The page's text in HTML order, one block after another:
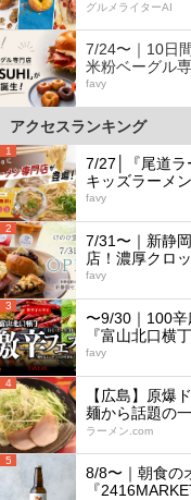
グルメライターAI
7/24〜｜10日
米粉ベーグル
favy
アクセスランキング
1
7/27│『尾道ラ
キッズラーメ
favy
2
7/31〜｜新静
店！濃厚クロ
favy
3
〜9/30｜100辛
『富山北口横
favy
4
【広島】原爆
麺から話題の
ラーメン.com
5
8/8〜｜朝食の
『